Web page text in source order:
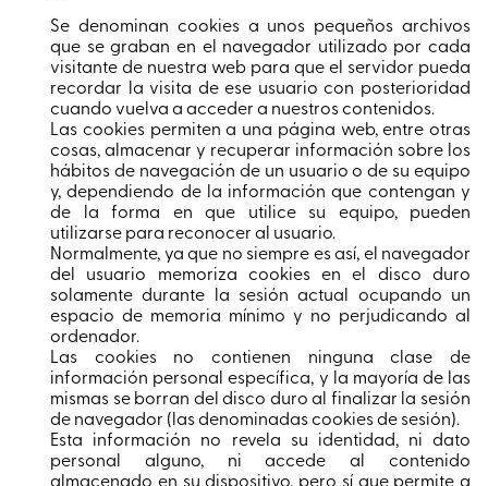
Se denominan cookies a unos pequeños archivos
que se graban en el navegador utilizado por cada
visitante de nuestra web para que el servidor pueda
recordar la visita de ese usuario con posterioridad
cuando vuelva a acceder a nuestros contenidos.
Las cookies permiten a una página web, entre otras
cosas, almacenar y recuperar información sobre los
hábitos de navegación de un usuario o de su equipo
y, dependiendo de la información que contengan y
de la forma en que utilice su equipo, pueden
utilizarse para reconocer al usuario.
Normalmente, ya que no siempre es así, el navegador
del usuario memoriza cookies en el disco duro
solamente durante la sesión actual ocupando un
espacio de memoria mínimo y no perjudicando al
ordenador.
Las cookies no contienen ninguna clase de
información personal específica, y la mayoría de las
mismas se borran del disco duro al finalizar la sesión
de navegador (las denominadas cookies de sesión).
Esta información no revela su identidad, ni dato
personal alguno, ni accede al contenido
almacenado en su dispositivo, pero sí que permite a